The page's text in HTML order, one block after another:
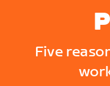
Five